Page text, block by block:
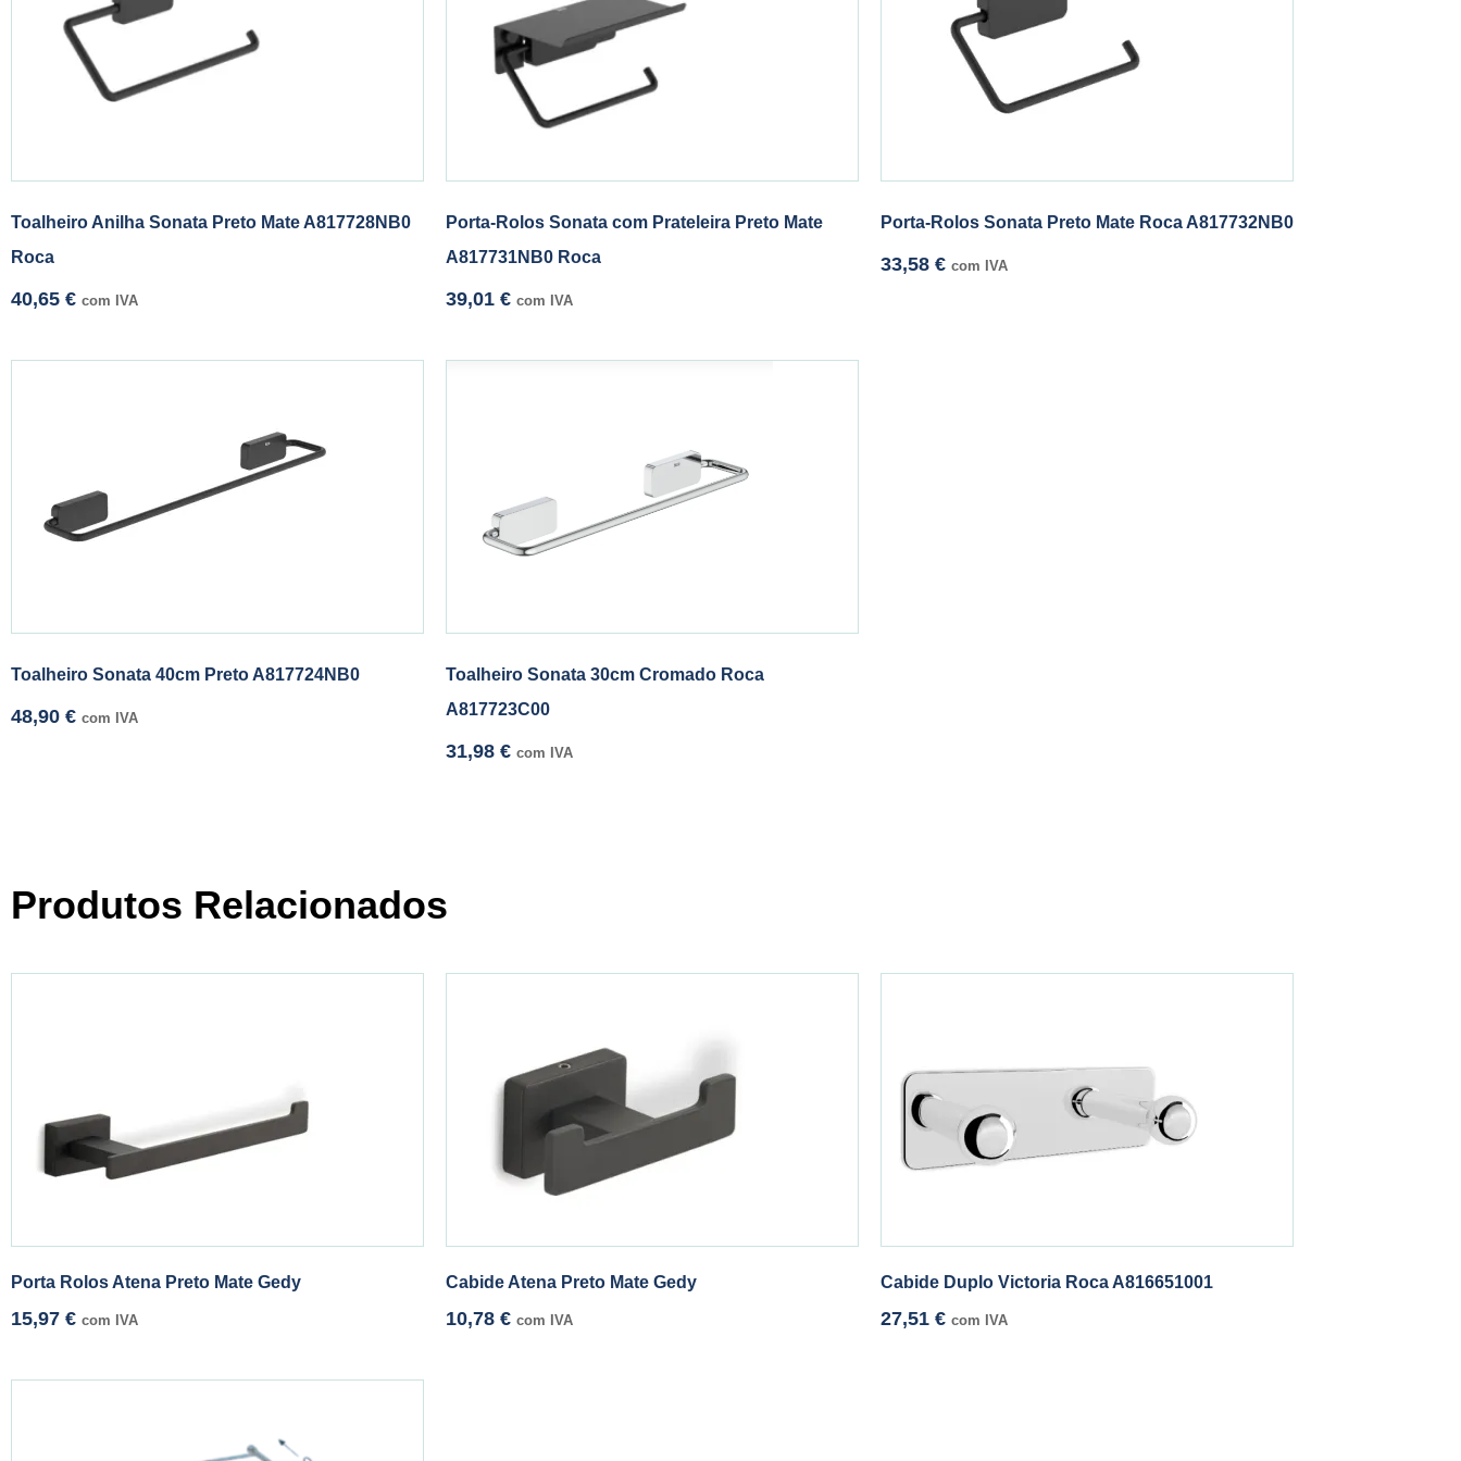
Toalheiro Anilha Sonata Preto Mate A817728NB0
Roca
40,65 € com IVA
Porta-Rolos Sonata com Prateleira Preto Mate
A817731NB0 Roca
39,01 € com IVA
Porta-Rolos Sonata Preto Mate Roca A817732NB0
33,58 € com IVA
Toalheiro Sonata 40cm Preto A817724NB0
48,90 € com IVA
Toalheiro Sonata 30cm Cromado Roca
A817723C00
31,98 € com IVA
Produtos Relacionados
Porta Rolos Atena Preto Mate Gedy
15,97 € com IVA
Cabide Atena Preto Mate Gedy
10,78 € com IVA
Cabide Duplo Victoria Roca A816651001
27,51 € com IVA